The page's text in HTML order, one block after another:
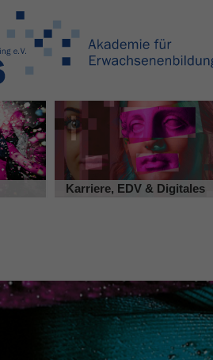
Karriere, EDV & Digitales